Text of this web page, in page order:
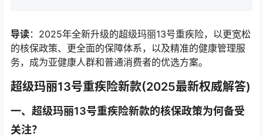
导读：2025年全新升级的超级玛丽13号重疾险，以更宽松
的核保政策、更全面的保障体系，以及精准的健康管理服
务，成为亚健康人群和普通消费者的优选方案。
超级玛丽13号重疾险新款(2025最新权威解答)
一、超级玛丽13号重疾险新款的核保政策为何备受
关注？